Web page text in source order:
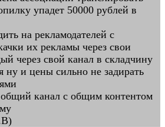
упадет 50000 рублей в
на рекламодателей с
их рекламы через свои
через свой канал в складчину
ну и цены сильно не задирать
канал с общим контентом